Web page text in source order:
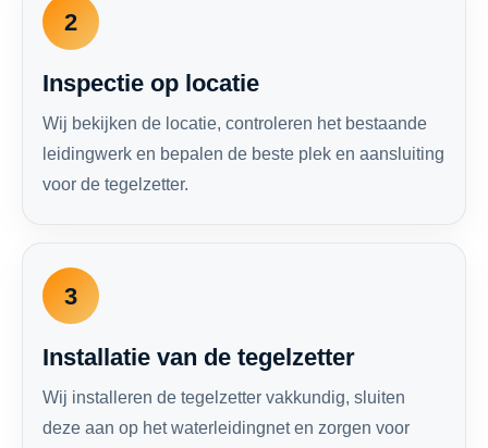
2
Inspectie op locatie
Wij bekijken de locatie, controleren het bestaande
leidingwerk en bepalen de beste plek en aansluiting
voor de tegelzetter.
3
Installatie van de tegelzetter
Wij installeren de tegelzetter vakkundig, sluiten
deze aan op het waterleidingnet en zorgen voor